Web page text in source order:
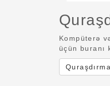
Kompüterə
üçün buranı